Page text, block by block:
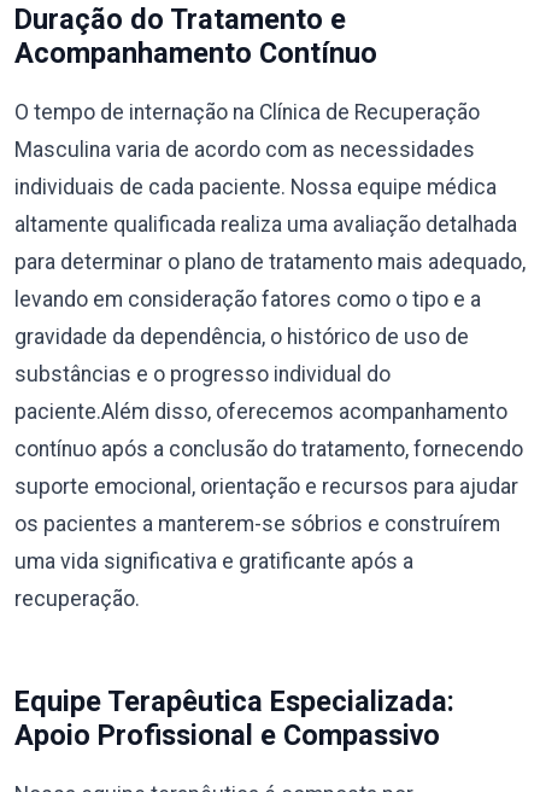
Duração do Tratamento e
Acompanhamento Contínuo
O tempo de internação na Clínica de Recuperação
Masculina varia de acordo com as necessidades
individuais de cada paciente. Nossa equipe médica
altamente qualificada realiza uma avaliação detalhada
para determinar o plano de tratamento mais adequado,
levando em consideração fatores como o tipo e a
gravidade da dependência, o histórico de uso de
substâncias e o progresso individual do
paciente.Além disso, oferecemos acompanhamento
contínuo após a conclusão do tratamento, fornecendo
suporte emocional, orientação e recursos para ajudar
os pacientes a manterem-se sóbrios e construírem
uma vida significativa e gratificante após a
recuperação.
Equipe Terapêutica Especializada:
Apoio Profissional e Compassivo